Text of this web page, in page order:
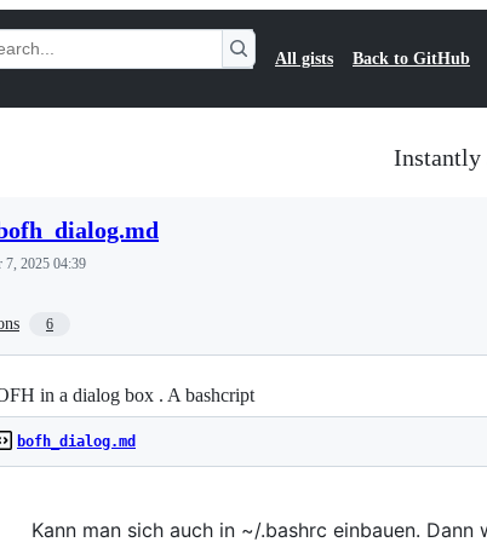
All gists Back to GitHub
Instantly
7, 2025 04:39
6
in a dialog box . A bashcript
bofh_dialog.md
Kann man sich auch in ~/.bashrc einbauen.